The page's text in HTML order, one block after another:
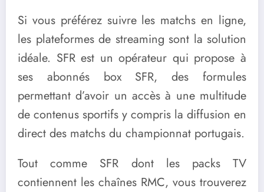
Si vous préférez suivre les matchs en ligne,
les plateformes de streaming sont la solution
idéale. SFR est un opérateur qui propose à
ses abonnés box SFR, des formules
permettant d’avoir un accès à une multitude
de contenus sportifs y compris la diffusion en
direct des matchs du championnat portugais.
Tout comme SFR dont les packs TV
contiennent les chaînes RMC, vous trouverez